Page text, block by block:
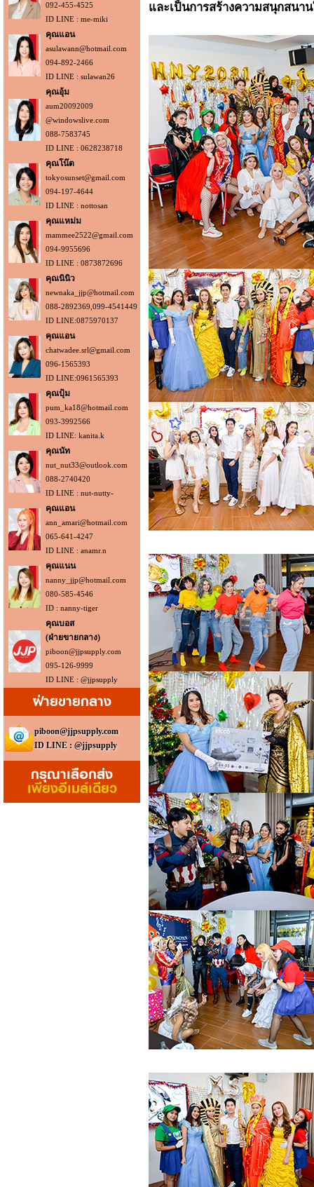
092-455-4525
ID LINE : me-miki
คุณแอน
asulawann@hotmail.com
094-892-2466
ID LINE : sulawan26
คุณอุ้ม
aum20092009
@windowslive.com
088-7583745
ID LINE : 0628238718
คุณโน๊ต
tokyosunset@gmail.com
094-197-4644
ID LINE : nottosan
คุณแหม่ม
mammee2522@gmail.com
094-9955696
ID LINE : 0873872696
คุณนินิว
newnaka_jjp@hotmail.com
088-2892369,099-4541449
ID LINE:0875970137
คุณแอน
chatwadee.srl@gmail.com
096-1565393
ID LINE:0961565393
คุณปุ้ม
pum_ka18@hotmail.com
093-3992566
ID LINE: kanita.k
คุณนัท
nut_nut33@outlook.com
088-2740420
ID LINE : nut-nutty-
คุณแอน
ann_amari@hotmail.com
065-641-4247
ID LINE : anamr.n
คุณแนน
nanny_jjp@hotmail.com
080-585-4546
ID : nanny-tiger
คุณบอส
(ฝ่ายขายกลาง)
piboon@jjpsupply.com
095-126-9999
ID LINE : @jjpsupply
ฝ่ายขายกลาง
piboon@jjpsupply.com
ID LINE : @jjpsupply
กรุณาเลือกส่ง
เพียงอีเมล์เดียว
และเป็นการสร้างความสนุกสนา